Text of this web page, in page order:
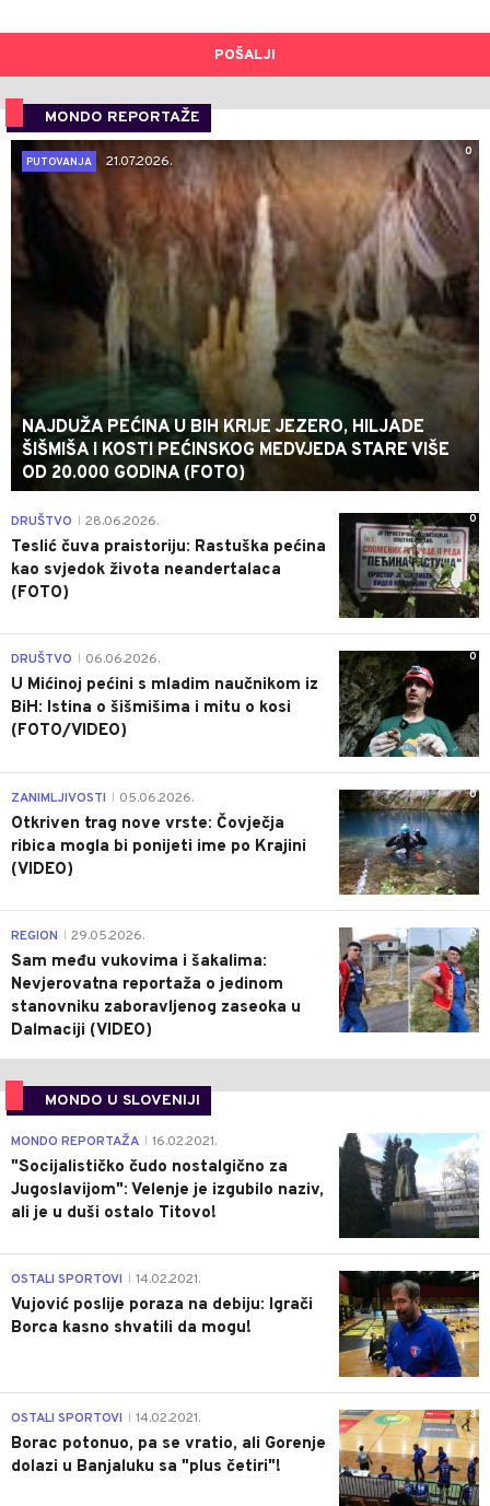
POŠALJI
MONDO REPORTAŽE
0
PUTOVANJA
21.07.2026.
NAJDUŽA PEĆINA U BIH KRIJE JEZERO, HILJADE
ŠIŠMIŠA I KOSTI PEĆINSKOG MEDVJEDA STARE VIŠE
OD 20.000 GODINA (FOTO)
0
DRUŠTVO 28.06.2026.
Teslić čuva praistoriju: Rastuška pećina
kao svjedok života neandertalaca
(FOTO)
0
DRUŠTVO 06.06.2026.
U Mićinoj pećini s mladim naučnikom iz
BiH: Istina o šišmišima i mitu o kosi
(FOTO/VIDEO)
0
ZANIMLJIVOSTI 05.06.2026.
Otkriven trag nove vrste: Čovječja
ribica mogla bi ponijeti ime po Krajini
(VIDEO)
0
REGION 29.05.2026.
Sam među vukovima i šakalima:
Nevjerovatna reportaža o jedinom
stanovniku zaboravljenog zaseoka u
Dalmaciji (VIDEO)
MONDO U SLOVENIJI
4
MONDO REPORTAŽA 16.02.2021.
"Socijalističko čudo nostalgično za
Jugoslavijom": Velenje je izgubilo naziv,
ali je u duši ostalo Titovo!
1
OSTALI SPORTOVI 14.02.2021.
Vujović poslije poraza na debiju: Igrači
Borca kasno shvatili da mogu!
3
OSTALI SPORTOVI 14.02.2021.
Borac potonuo, pa se vratio, ali Gorenje
dolazi u Banjaluku sa "plus četiri"!